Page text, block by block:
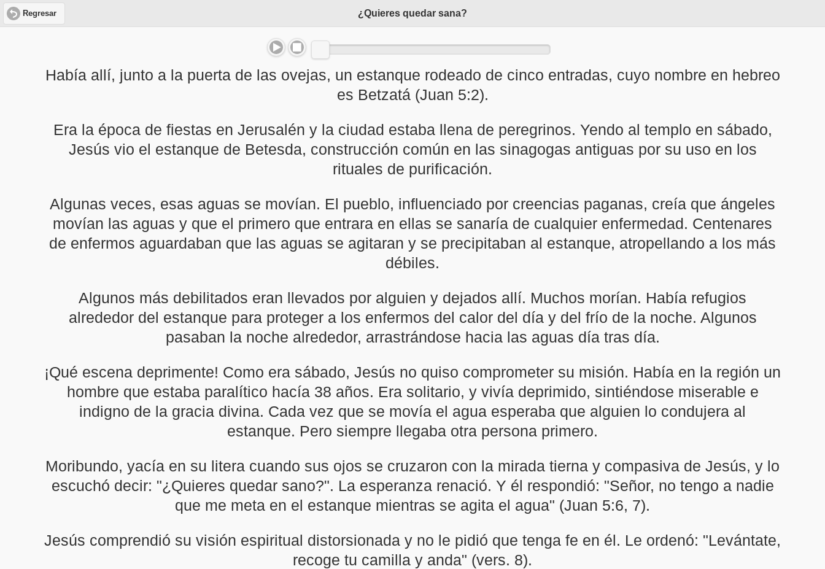
Regresar ¿Quieres quedar sana?
Había allí, junto a la puerta de las ovejas, un estanque rodeado de cinco entradas, cuyo nombre en hebreo
es Betzatá (Juan 5:2).
Era la época de fiestas en Jerusalén y la ciudad estaba llena de peregrinos. Yendo al templo en sábado,
Jesús vio el estanque de Betesda, construcción común en las sinagogas antiguas por su uso en los
rituales de purificación.
Algunas veces, esas aguas se movían. El pueblo, influenciado por creencias paganas, creía que ángeles
movían las aguas y que el primero que entrara en ellas se sanaría de cualquier enfermedad. Centenares
de enfermos aguardaban que las aguas se agitaran y se precipitaban al estanque, atropellando a los más
débiles.
Algunos más debilitados eran llevados por alguien y dejados allí. Muchos morían. Había refugios
alrededor del estanque para proteger a los enfermos del calor del día y del frío de la noche. Algunos
pasaban la noche alrededor, arrastrándose hacia las aguas día tras día.
¡Qué escena deprimente! Como era sábado, Jesús no quiso comprometer su misión. Había en la región un
hombre que estaba paralítico hacía 38 años. Era solitario, y vivía deprimido, sintiéndose miserable e
indigno de la gracia divina. Cada vez que se movía el agua esperaba que alguien lo condujera al
estanque. Pero siempre llegaba otra persona primero.
Moribundo, yacía en su litera cuando sus ojos se cruzaron con la mirada tierna y compasiva de Jesús, y lo
escuchó decir: "¿Quieres quedar sano?". La esperanza renació. Y él respondió: "Señor, no tengo a nadie
que me meta en el estanque mientras se agita el agua" (Juan 5:6, 7).
Jesús comprendió su visión espiritual distorsionada y no le pidió que tenga fe en él. Le ordenó: "Levántate,
recoge tu camilla y anda" (vers. 8).